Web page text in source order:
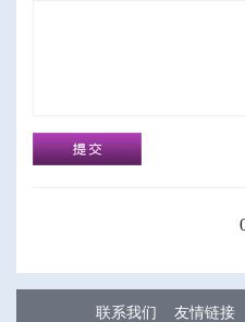
联系我们 友情链接